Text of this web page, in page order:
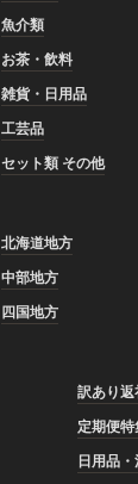
魚介類
お茶・飲料
雑貨・日用品
工芸品
セット類 その他
北海道地方
中部地方
四国地方
訳あり
定期便特
日用品